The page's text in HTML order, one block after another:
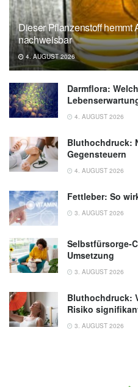
Dieser Pflanzenstoff hemmt
nachweisbar
4. AUGUST 2026
Darmflora:
4. AUGUST 2026
Bluthochdruck:
Gegensteuern
4. AUGUST 2026
Fettleber: So
3. AUGUST 2026
Selbstfürsorge-
Umsetzung
3. AUGUST 2026
Bluthochdruck:
Risiko
3. AUGUST 2026